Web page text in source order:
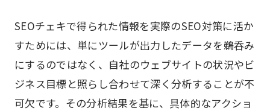
SEOチェキで得られた情報を実際のSEO対策に活か
すためには、単にツールが出力したデータを鵜呑み
にするのではなく、自社のウェブサイトの状況やビ
ジネス目標と照らし合わせて深く分析することが不
可欠です。その分析結果を基に、具体的なアクショ